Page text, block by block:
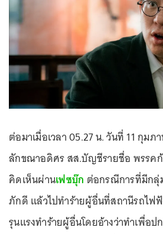
ต่อมาเมื่อเวลา 05.27 น. วันที่ 11 กุมภ
ลักขณาอดิศร สส.บัญชีรายชื่อ พรรค
คิดเห็นผ่านเฟซบุ๊ก ต่อกรณีการที่มีกลุ่
ภักดี แล้วไปทำร้ายผู้อื่นที่สถานีรถไฟฟ้
รุนแรงทำร้ายผู้อื่นโดยอ้างว่าทำเพื่อป